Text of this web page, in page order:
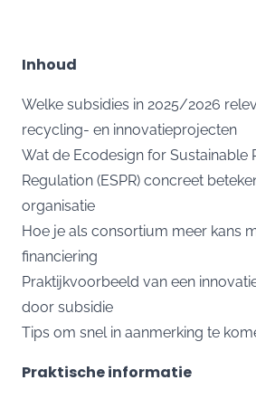
Inhoud
Welke subsidies in 2025/2026
recycling- en innovatieprojecten
Wat de Ecodesign for Sustainable
Regulation (ESPR) concreet
organisatie
Hoe je als consortium meer kans
financiering
Praktijkvoorbeeld van een
door subsidie
Tips om snel in aanmerking te
Praktische informatie